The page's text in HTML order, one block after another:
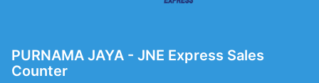
PURNAMA JAYA - JNE Express Sales
Counter